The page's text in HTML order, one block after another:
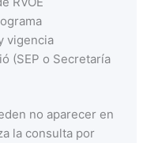
vigencia
(SEP o Secretaría
no aparecer en
la consulta por